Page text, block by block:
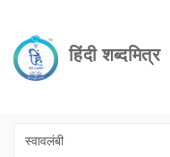
हिंदी शब्दमित्र